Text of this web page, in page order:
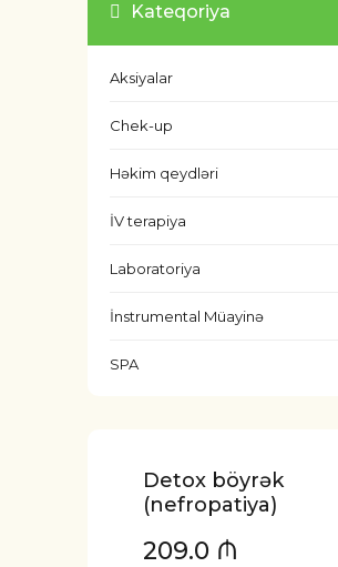
Kateqoriya
Aksiyalar
Chek-up
Həkim qeydləri
İV terapiya
Laboratoriya
İnstrumental Müayinə
SPA
Detox böyrək
(nefropatiya)
209.0 ₼